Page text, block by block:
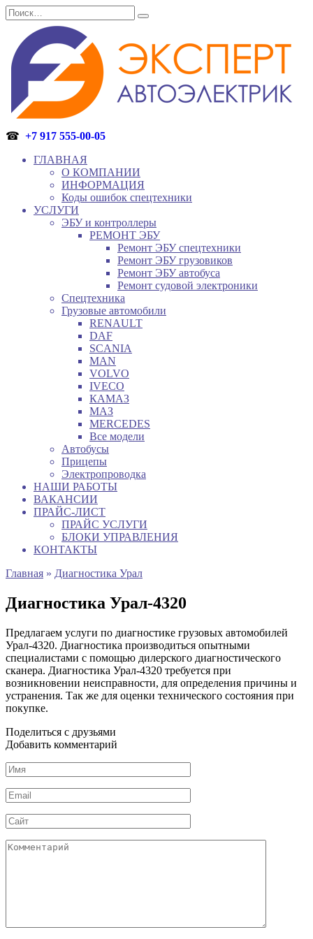
Перейти
к
содержанию
Search
for:
☎ +7 917 555-00-05
ГЛАВНАЯ
О КОМПАНИИ
ИНФОРМАЦИЯ
Коды ошибок спецтехники
УСЛУГИ
ЭБУ и контроллеры
РЕМОНТ ЭБУ
Ремонт ЭБУ спецтехники
Ремонт ЭБУ грузовиков
Ремонт ЭБУ автобуса
Ремонт судовой электроники
Спецтехника
Грузовые автомобили
RENAULT
DAF
SCANIA
MAN
VOLVO
IVECO
КАМАЗ
МАЗ
MERCEDES
Все модели
Автобусы
Прицепы
Электропроводка
НАШИ РАБОТЫ
ВАКАНСИИ
ПРАЙС-ЛИСТ
ПРАЙС УСЛУГИ
БЛОКИ УПРАВЛЕНИЯ
КОНТАКТЫ
Главная » Диагностика Урал
Диагностика Урал-4320
Предлагаем услуги по диагностике грузовых автомобилей
Урал-4320. Диагностика производиться опытными
специалистами с помощью дилерского диагностического
сканера. Диагностика Урал-4320 требуется при
возникновении неисправности, для определения причины и
устранения. Так же для оценки технического состояния при
покупке.
Поделиться с друзьями
Добавить комментарий
Имя
*
Email
*
Сайт
Комментарий